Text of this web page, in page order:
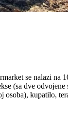
se nalazi na
(sa dve
osoba), kupatilo,